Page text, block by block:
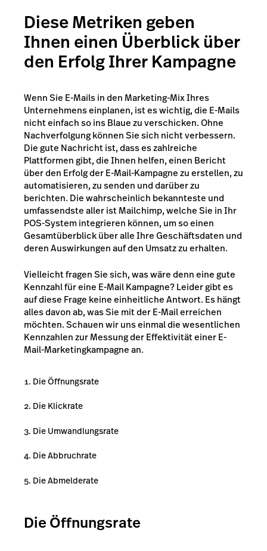
Diese Metriken geben
Ihnen einen Überblick über
den Erfolg Ihrer Kampagne
Wenn Sie E-Mails in den Marketing-Mix Ihres
Unternehmens einplanen, ist es wichtig, die E-Mails
nicht einfach so ins Blaue zu verschicken. Ohne
Nachverfolgung können Sie sich nicht verbessern.
Die gute Nachricht ist, dass es zahlreiche
Plattformen gibt, die Ihnen helfen, einen Bericht
über den Erfolg der E-Mail-Kampagne zu erstellen, zu
automatisieren, zu senden und darüber zu
berichten. Die wahrscheinlich bekannteste und
umfassendste aller istMailchimp, welche Sie in Ihr
POS-System integrieren können, um so einen
Gesamtüberblick über alle Ihre Geschäftsdaten und
deren Auswirkungen auf den Umsatz zu erhalten.
Vielleicht fragen Sie sich, was wäre denn eine gute
Kennzahl für eine E-Mail Kampagne? Leider gibt es
auf diese Frage keine einheitliche Antwort. Es hängt
alles davon ab, was Sie mit der E-Mail erreichen
möchten. Schauen wir uns einmal die wesentlichen
Kennzahlen zur Messung der Effektivität einer E-
Mail-Marketingkampagne an.
Die Öffnungsrate
Die Klickrate
Die Umwandlungsrate
Die Abbruchrate
Die Abmelderate
Die Öffnungsrate